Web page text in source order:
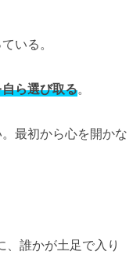
いる。
ら選び取る。
最初から心を開かな
誰かが土足で入り